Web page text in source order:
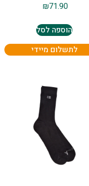
₪71.90
הוספה לסל
לתשלום מיידי